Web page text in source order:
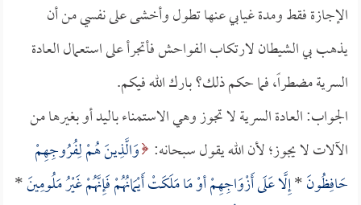
الإجازة فقط ومدة غيابي عنها تطول وأخشى على نفسي من أن
يذهب بي الشيطان لارتكاب الفواحش فأتجرأ على استعمال العادة
السرية مضطراً، فما حكم ذلك؟ بارك الله فيكم.
الجواب: العادة السرية لا تجوز وهي الاستمناء باليد أو بغيرها من
الآلات لا يجوز؛ لأن الله يقول سبحانه: وَالَّذِينَ هُمْ لِفُرُوجِهِمْ
حَافِظُونَ*إِلَّا عَلَى أَزْوَاجِهِمْ أوْ مَا مَلَكَتْ أَيْمَانُهُمْ فَإِنَّهُمْ غَيْرُ مَلُومِينَ*